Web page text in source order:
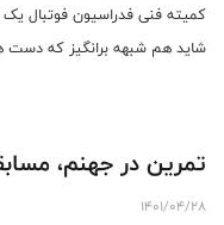
کمیته فنی فدراسیون فوتبال
شاید هم شبهه برانگیز که دست
تمرین در جهنم،
1401/04/28